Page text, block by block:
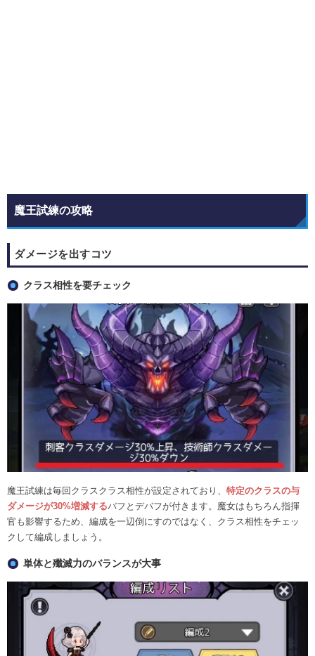
魔王試練の攻略
ダメージを出すコツ
クラス相性を要チェック
魔王試練は毎回クラスクラス相性が設定されており、 特定のクラスの与
ダメージが30%増減するバフとデバフが付きます。魔女はもちろん指揮
官も影響するため、編成を一辺倒にすのではなく、クラス相性をチェッ
クして編成しましょう。
単体と殲滅力のバランスが大事